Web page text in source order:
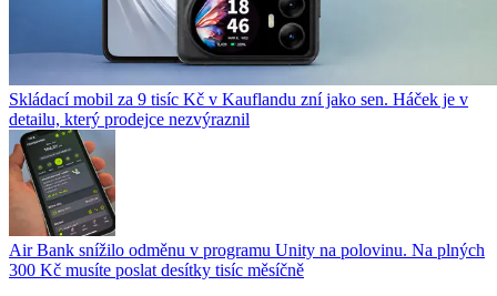
Skládací mobil za 9 tisíc Kč v Kauflandu zní jako sen. Háček je v
detailu, který prodejce nezvýraznil
Air Bank snížilo odměnu v programu Unity na polovinu. Na plných
300 Kč musíte poslat desítky tisíc měsíčně